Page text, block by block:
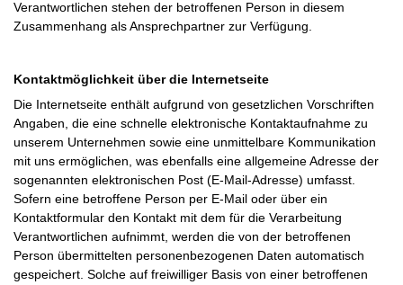
Verantwortlichen stehen der betroffenen Person in diesem
Zusammenhang als Ansprechpartner zur Verfügung.
Kontaktmöglichkeit über die Internetseite
Die Internetseite enthält aufgrund von gesetzlichen Vorschriften
Angaben, die eine schnelle elektronische Kontaktaufnahme zu
unserem Unternehmen sowie eine unmittelbare Kommunikation
mit uns ermöglichen, was ebenfalls eine allgemeine Adresse der
sogenannten elektronischen Post (E-Mail-Adresse) umfasst.
Sofern eine betroffene Person per E-Mail oder über ein
Kontaktformular den Kontakt mit dem für die Verarbeitung
Verantwortlichen aufnimmt, werden die von der betroffenen
Person übermittelten personenbezogenen Daten automatisch
gespeichert. Solche auf freiwilliger Basis von einer betroffenen